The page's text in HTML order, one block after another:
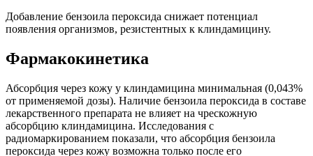
Добавление бензоила пероксида снижает потенциал
появления организмов, резистентных к клиндамицину.
Фармакокинетика
Абсорбция через кожу у клиндамицина минимальная (0,043%
от применяемой дозы). Наличие бензоила пероксида в составе
лекарственного препарата не влияет на чрескожную
абсорбцию клиндамицина. Исследования с
радиомаркированием показали, что абсорбция бензоила
пероксида через кожу возможна только после его